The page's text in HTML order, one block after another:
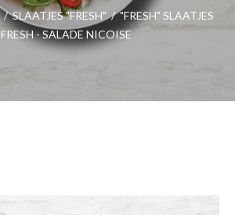
/ SLAATJES "FRESH" / "FRESH" SLAATJES
FRESH - SALADE NICOISE